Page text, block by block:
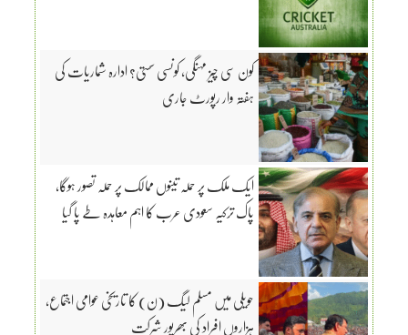
کون سی چیز مہنگی، کونسی سستی؟ ادارہ شماریات کی
ہفتہ وار رپورٹ جاری
ایک ملک پر حملہ تینوں ممالک پر حملہ تصور ہوگا،
پاک ترکیہ سعودی عرب کا اہم معاہدہ طے پا گیا
حویلی میں مسلم لیگ (ن) کا تاریخی عوامی اجتماع،
ہزاروں افراد کی بھرپور شرکت